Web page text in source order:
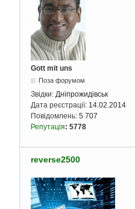
Gott mit uns
Поза форумом
Звідки: Дніпрожидівськ
Дата реєстрації: 14.02.2014
Повідомлень: 5 707
Репутація: 5778
reverse2500